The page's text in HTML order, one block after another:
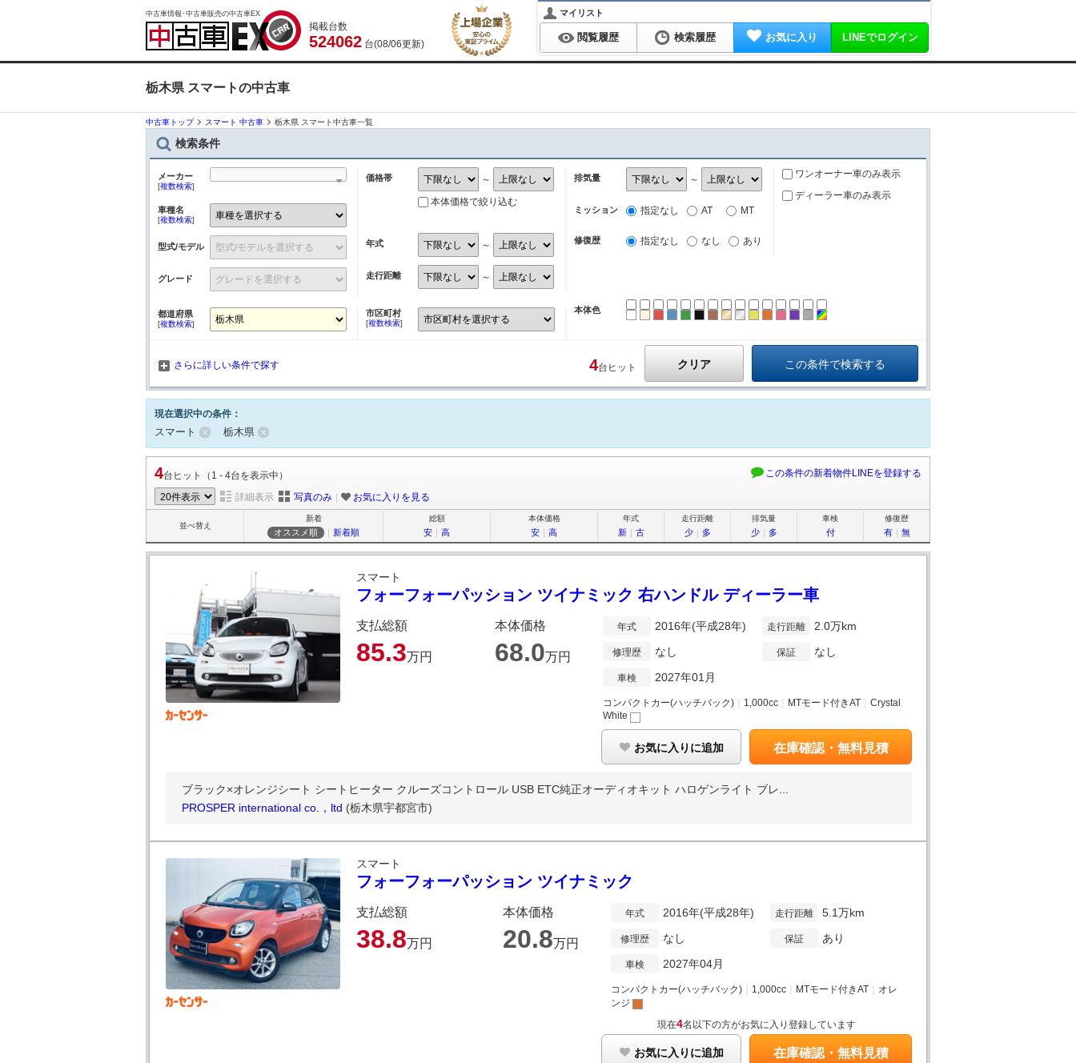
中古車情報･中古車販売の中古車EX
掲載台数
524062 台(08/06更新)
マイリスト
閲覧履歴 検索履歴 お気に入り LINEでログイン
栃木県 スマートの中古車
中古車トップ スマート 中古車 栃木県 スマート中古車一覧
検索条件
メーカー
[複数検索]
車種名
[複数検索]
型式/モデル
グレード
価格帯 ～
本体価格で絞り込む
年式 ～
走行距離 ～
排気量 ～
ミッション 指定なし AT MT
修復歴 指定なし なし あり
ワンオーナー車のみ表示
ディーラー車のみ表示
都道府県
[複数検索]
市区町村
[複数検索]
本体色
レッドブルーグリーン
ブラック
ブラウンゴールド パープル
グレー
さらに詳しい条件で探す クリア
4台ヒット
現在選択中の条件：
スマート 栃木県
4台ヒット（1 - 4台を表示中） この条件の新着物件LINEを登録する
詳細表示 写真のみ ｜ お気に入りを見る
並べ替え
新着
オススメ順 ｜ 新着順
総額
安 ｜ 高
本体価格
安 ｜ 高
年式
新｜ 古
走行距離
少｜ 多
排気量
少｜ 多
車検
付
修復歴
有｜ 無
スマート
フォーフォーパッション ツイナミック 右ハンドル ディーラー車
支払総額
85.3万円
本体価格
68.0万円
年式 2016年(平成28年)
修理歴 なし
車検 2027年01月
走行距離 2.0万km
保証 なし
コンパクトカー(ハッチバック) 1,000cc MTモード付きAT ｜Crystal
White
お気に入りに追加 在庫確認・無料見積
ブラック×オレンジシート シートヒーター クルーズコントロール USB ETC純正オーディオキット ハロゲンライト ブレ...
PROSPER international co.，ltd (栃木県宇都宮市)
スマート
フォーフォーパッション ツイナミック
支払総額
38.8万円
本体価格
20.8万円
年式 2016年(平成28年)
修理歴 なし
車検 2027年04月
走行距離 5.1万km
保証 あり
コンパクトカー(ハッチバック)｜ 1,000cc｜ MTモード付きAT｜ オレ
ンジ
現在4名以下の方がお気に入り登録しています
お気に入りに追加 在庫確認・無料見積